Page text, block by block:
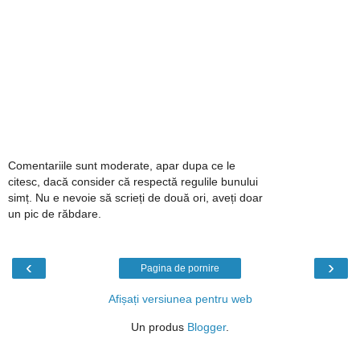
Comentariile sunt moderate, apar dupa ce le
citesc, dacă consider că respectă regulile bunului
simț. Nu e nevoie să scrieți de două ori, aveți doar
un pic de răbdare.
‹ ›
Pagina de pornire
Afișați versiunea pentru web
Un produs Blogger.